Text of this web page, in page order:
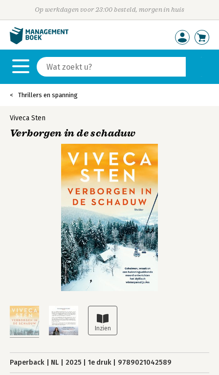
Op werkdagen voor 23:00 besteld, morgen in huis
Thrillers en spanning
Viveca Sten
Verborgen in de schaduw
Paperback NL 2025 1e druk 9789021042589